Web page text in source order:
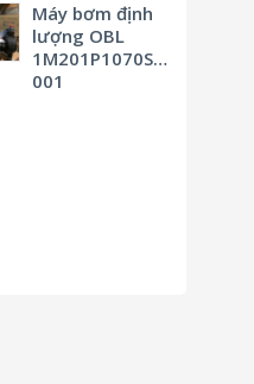
Máy bơm định
lượng OBL
1M201P1070SVBSMV0M3-
001